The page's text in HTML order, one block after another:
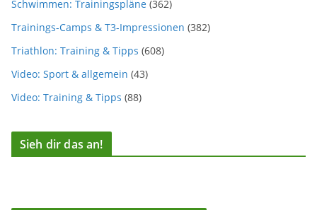
Schwimmen: Trainingspläne (362)
Trainings-Camps & T3-Impressionen (382)
Triathlon: Training & Tipps (608)
Video: Sport & allgemein (43)
Video: Training & Tipps (88)
Sieh dir das an!